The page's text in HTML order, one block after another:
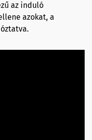
az induló
azokat, a